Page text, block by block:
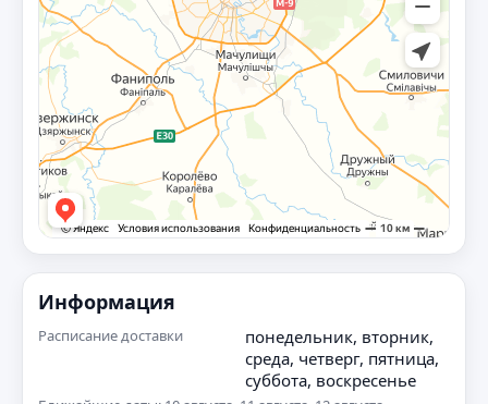
Информация
Расписание доставки
понедельник, вторник,
среда, четверг, пятница,
суббота, воскресенье